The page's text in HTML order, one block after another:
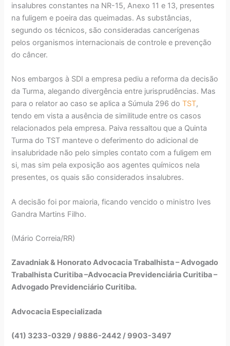
insalubres constantes na NR-15, Anexo 11 e 13, presentes
na fuligem e poeira das queimadas. As substâncias,
segundo os técnicos, são consideradas cancerígenas
pelos organismos internacionais de controle e prevenção
do câncer.
Nos embargos à SDI a empresa pediu a reforma da decisão
da Turma, alegando divergência entre jurisprudências. Mas
para o relator ao caso se aplica a Súmula 296 doTST,
tendo em vista a ausência de similitude entre os casos
relacionados pela empresa. Paiva ressaltou que a Quinta
Turma do TST manteve o deferimento do adicional de
insalubridade não pelo simples contato com a fuligem em
si, mas sim pela exposição aos agentes químicos nela
presentes, os quais são considerados insalubres.
A decisão foi por maioria, ficando vencido o ministro Ives
Gandra Martins Filho.
(Mário Correia/RR)
Zavadniak & Honorato Advocacia Trabalhista – Advogado
Trabalhista Curitiba –Advocacia Previdenciária Curitiba –
Advogado Previdenciário Curitiba.
Advocacia Especializada
(41) 3233-0329 / 9886-2442 / 9903-3497